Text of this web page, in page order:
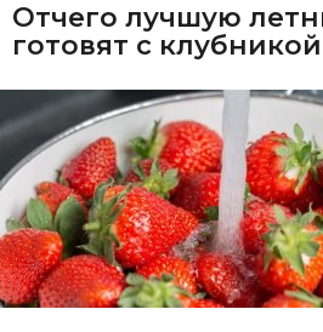
Отчего лучшую
готовят с клубникой